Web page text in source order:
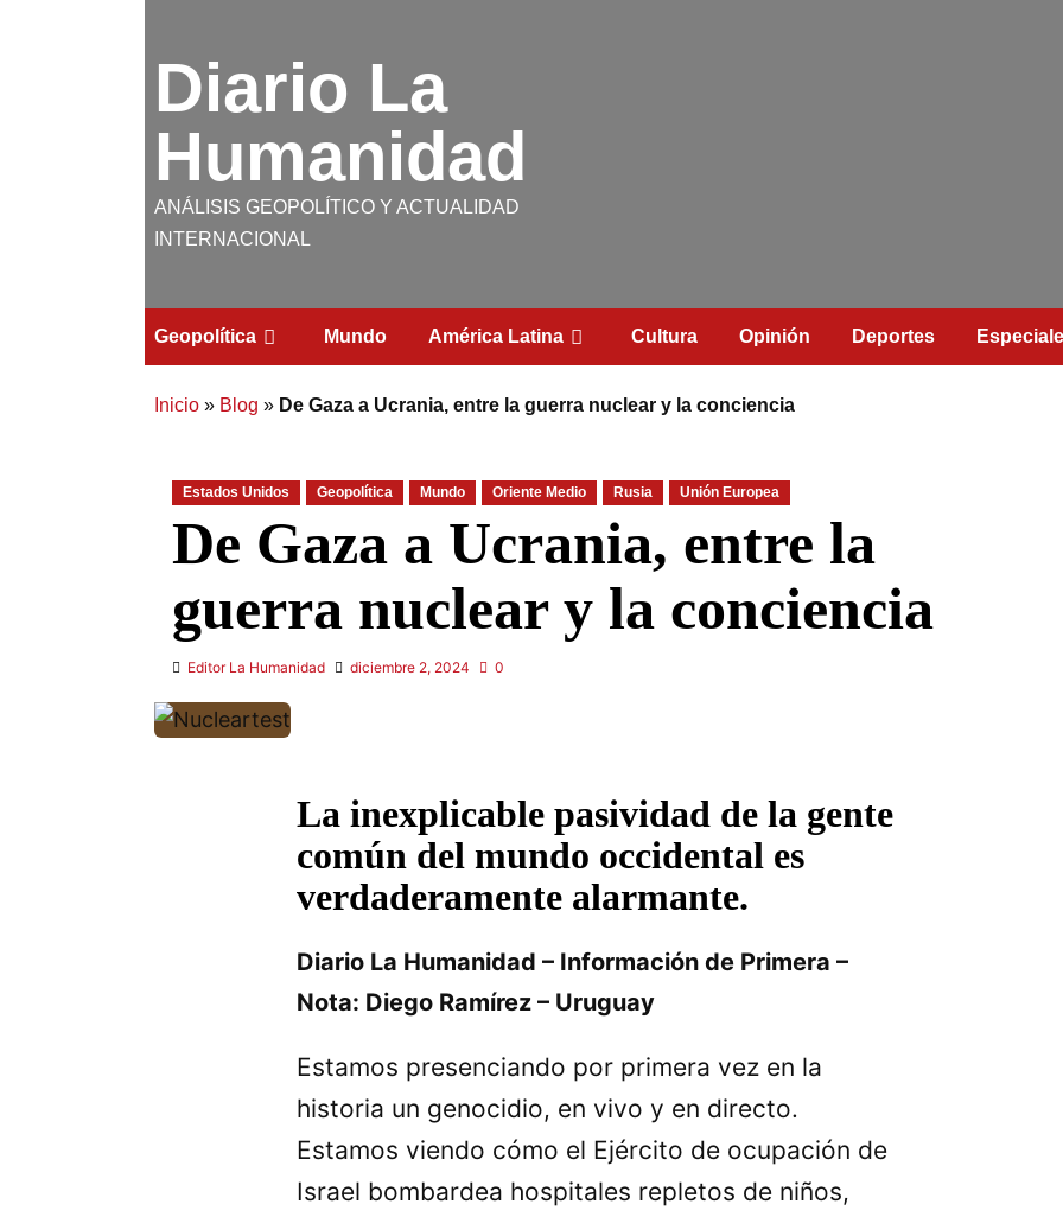
Diario La
Humanidad
ANÁLISIS GEOPOLÍTICO Y ACTUALIDAD
INTERNACIONAL
Geopolítica Mundo América Latina Cultura Opinión Deportes
Inicio» Blog » De Gaza a Ucrania, entre la guerra nuclear y la conciencia
Estados Unidos Geopolítica Mundo Oriente Medio Rusia Unión Europea
De Gaza a Ucrania, entre la
guerra nuclear y la conciencia
Editor La Humanidad diciembre 2, 2024 0
La inexplicable pasividad de la gente
común del mundo occidental es
verdaderamente alarmante.
Diario La Humanidad – Información de Primera –
Nota: Diego Ramírez – Uruguay
Estamos presenciando por primera vez en la
historia un genocidio, en vivo y en directo.
Estamos viendo cómo el Ejército de ocupación de
Israel bombardea hospitales repletos de niños,